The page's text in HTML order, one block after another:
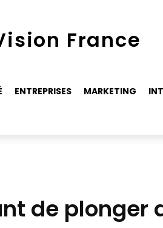
France
ENTREPRISES MARKETING
de plonger